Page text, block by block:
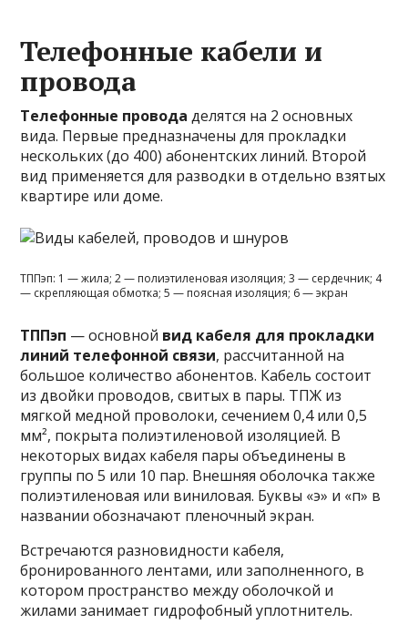
Телефонные кабели и
провода
Телефонные провода делятся на 2 основных
вида. Первые предназначены для прокладки
нескольких (до 400) абонентских линий. Второй
вид применяется для разводки в отдельно взятых
квартире или доме.
ТППэп: 1 — жила; 2 — полиэтиленовая изоляция; 3 — сердечник; 4
— скрепляющая обмотка; 5 — поясная изоляция; 6 — экран
ТППэп — основной вид кабеля для прокладки
линий телефонной связи, рассчитанной на
большое количество абонентов. Кабель состоит
из двойки проводов, свитых в пары. ТПЖ из
мягкой медной проволоки, сечением 0,4 или 0,5
мм², покрыта полиэтиленовой изоляцией. В
некоторых видах кабеля пары объединены в
группы по 5 или 10 пар. Внешняя оболочка также
полиэтиленовая или виниловая. Буквы «э» и «п» в
названии обозначают пленочный экран.
Встречаются разновидности кабеля,
бронированного лентами, или заполненного, в
котором пространство между оболочкой и
жилами занимает гидрофобный уплотнитель.